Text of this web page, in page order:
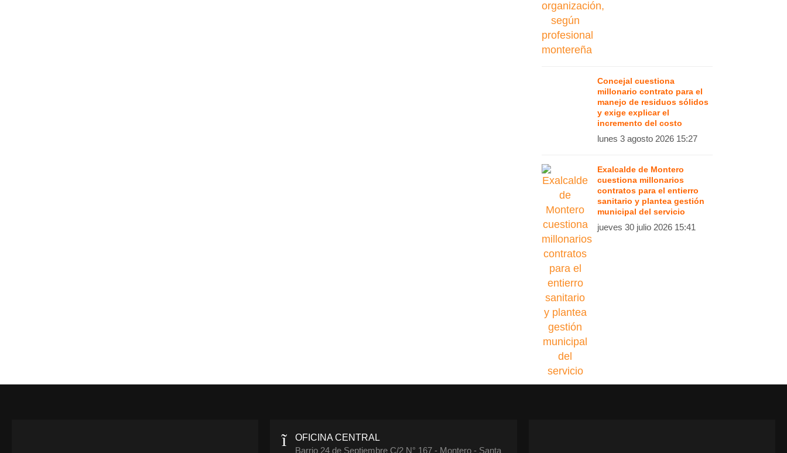
Concejal cuestiona
millonario contrato para el
manejo de residuos sólidos
y exige explicar el
incremento del costo
lunes 3 agosto 2026 15:27
Exalcalde de Montero
cuestiona millonarios
contratos para el entierro
sanitario y plantea gestión
municipal del servicio
jueves 30 julio 2026 15:41
OFICINA CENTRAL
Barrio 24 de Septiembre C/2 N° 167 - Montero - Santa